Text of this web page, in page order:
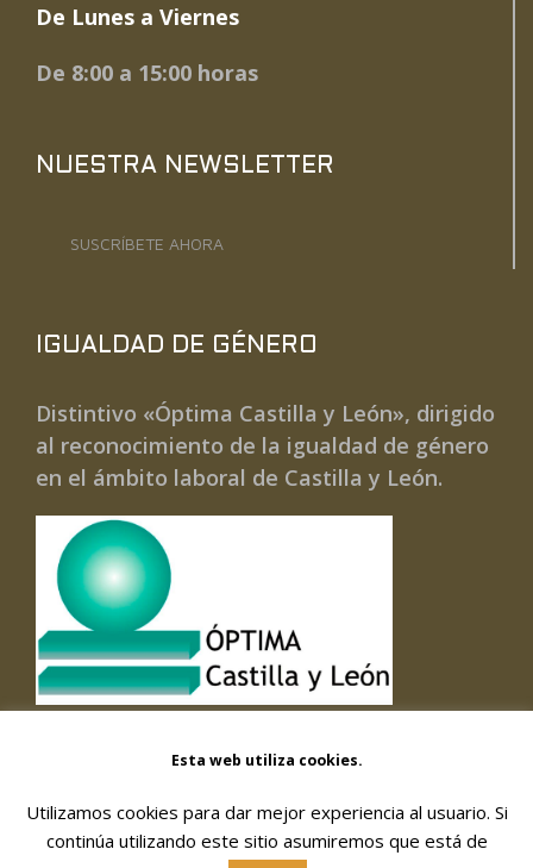
De Lunes a Viernes
De 8:00 a 15:00 horas
NUESTRA NEWSLETTER
SUSCRÍBETE AHORA
IGUALDAD DE GÉNERO
Distintivo «Óptima Castilla y León», dirigido
al reconocimiento de la igualdad de género
en el ámbito laboral de Castilla y León.
© 2026 FORMACIÓN Y GESTIÓN DE SERVICIOS
SOCIALES, SOC. COOPERATIVA
Esta web utiliza cookies.
Utilizamos cookies para dar mejor experiencia al usuario. Si
continúa utilizando este sitio asumiremos que está de